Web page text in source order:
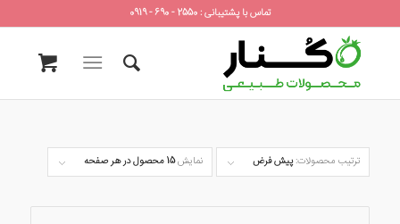
تماس با پشتیبانی : 2550 - 690 - 0919
ترتیب محصولات:پیش فرض نمایش15 محصول در هر صفحه